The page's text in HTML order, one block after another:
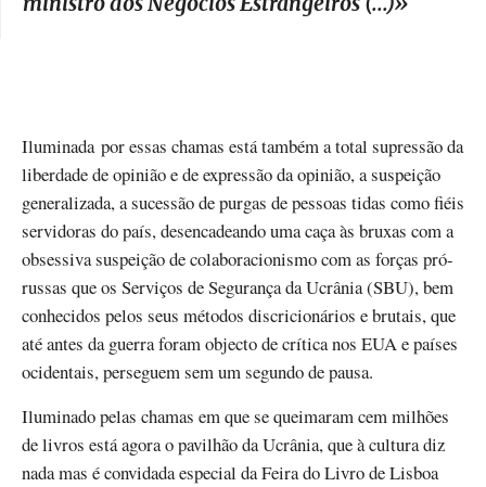
Iluminada por essas chamas está também a total supressão da
liberdade de opinião e de expressão da opinião, a suspeição
generalizada, a sucessão de purgas de pessoas tidas como fiéis
servidoras do país, desencadeando uma caça às bruxas com a
obsessiva suspeição de colaboracionismo com as forças pró-
russas que os Serviços de Segurança da Ucrânia (SBU), bem
conhecidos pelos seus métodos discricionários e brutais, que
até antes da guerra foram objecto de crítica nos EUA e países
ocidentais, perseguem sem um segundo de pausa.
Iluminado pelas chamas em que se queimaram cem milhões
de livros está agora o pavilhão da Ucrânia, que à cultura diz
nada mas é convidada especial da Feira do Livro de Lisboa